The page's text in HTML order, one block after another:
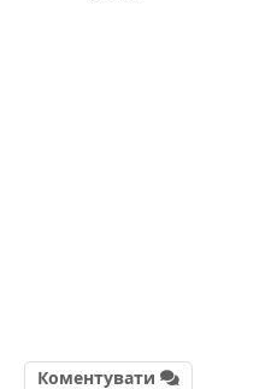
Коментувати